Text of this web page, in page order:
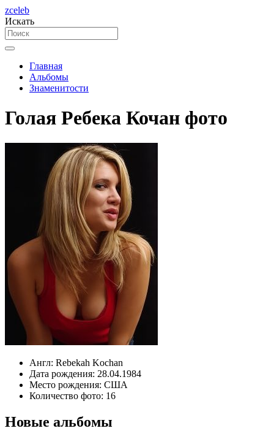
zceleb
Искать
Главная
Альбомы
Знаменитости
Голая Ребека Кочан фото
Англ: Rebekah Kochan
Дата рождения: 28.04.1984
Место рождения: США
Количество фото: 16
Новые альбомы